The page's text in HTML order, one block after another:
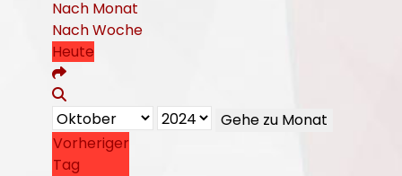
Nach Monat
Nach Woche
Heute
Gehe zu Monat
Vorheriger
Tag